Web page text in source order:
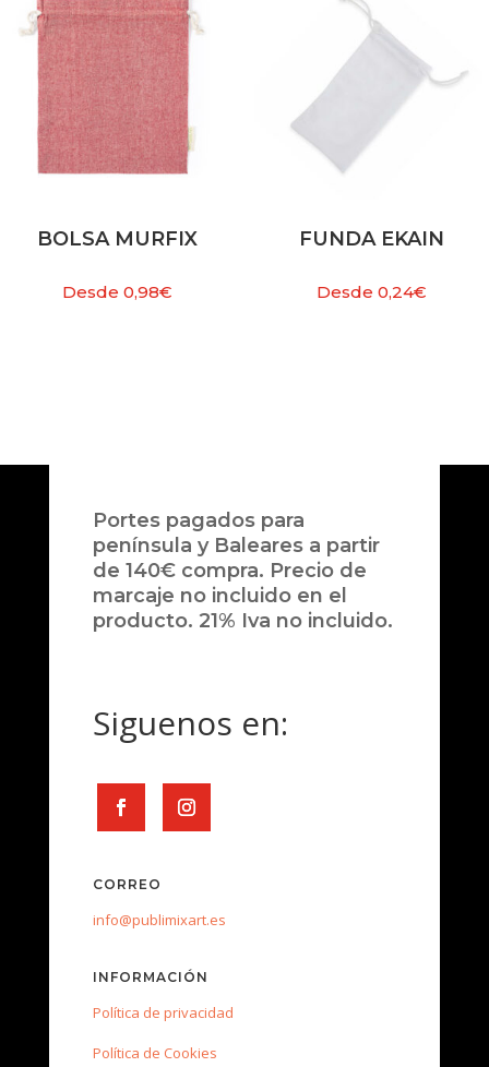
BOLSA MURFIX
Desde0,98€
FUNDA EKAIN
Desde 0,24€
Portes pagados para
península y Baleares a partir
de 140€ compra. Precio de
marcaje no incluido en el
producto. 21% Iva no incluido.
Siguenos en:
CORREO
info@publimixart.es
INFORMACIÓN
Política de privacidad
Política de Cookies